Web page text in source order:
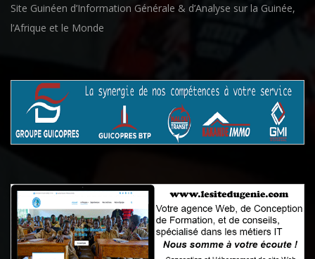
Site Guinéen d’Information Générale & d’Analyse sur la Guinée,
l’Afrique et le Monde